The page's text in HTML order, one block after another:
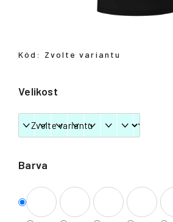
Barva
Velikost
Kód: Zvolte variantu